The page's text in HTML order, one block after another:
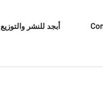
أبجد للنشر والتوزيع